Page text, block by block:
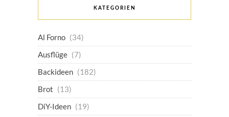
KATEGORIEN
Al Forno (34)
Ausflüge (7)
Backideen (182)
Brot (13)
DiY-Ideen (19)